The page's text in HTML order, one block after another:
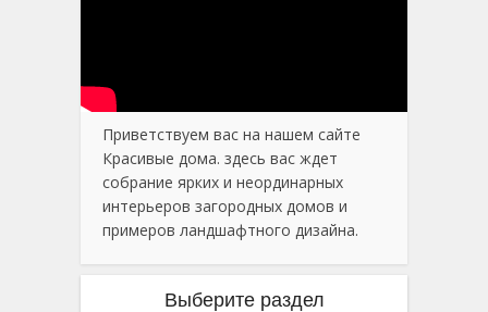
Приветствуем вас на нашем сайте
Красивые дома. здесь вас ждет
собрание ярких и неординарных
интерьеров загородных домов и
примеров ландшафтного дизайна.
Выберите раздел